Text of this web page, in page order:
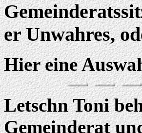
er Unwahres,
Hier eine
Letschn Toni
Gemeinderat